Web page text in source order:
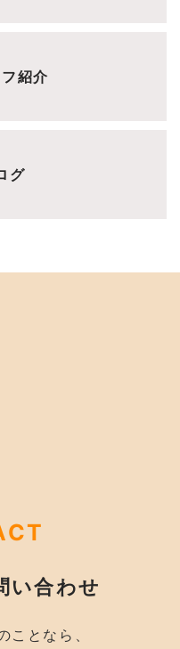
紹介
グ
い合わせ
ことなら、